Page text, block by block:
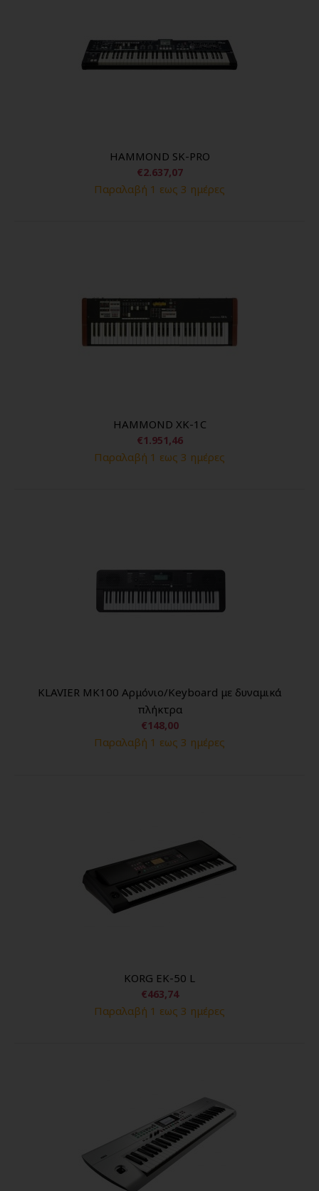
HAMMOND SK-PRO
€2.637,07
Παραλαβή 1 εως 3 ημέρες
HAMMOND XK-1C
€1.951,46
Παραλαβή 1 εως 3 ημέρες
KLAVIER MK100 Αρμόνιο/Keyboard με δυναμικά
πλήκτρα
€148,00
Παραλαβή 1 εως 3 ημέρες
KORG EK-50 L
€463,74
Παραλαβή 1 εως 3 ημέρες